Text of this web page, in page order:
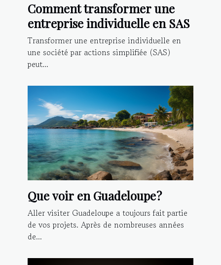
Comment transformer une
entreprise individuelle en SAS
Transformer une entreprise individuelle en
une société par actions simplifiée (SAS)
peut...
Que voir en Guadeloupe ?
Aller visiter Guadeloupe a toujours fait partie
de vos projets. Après de nombreuses années
de...